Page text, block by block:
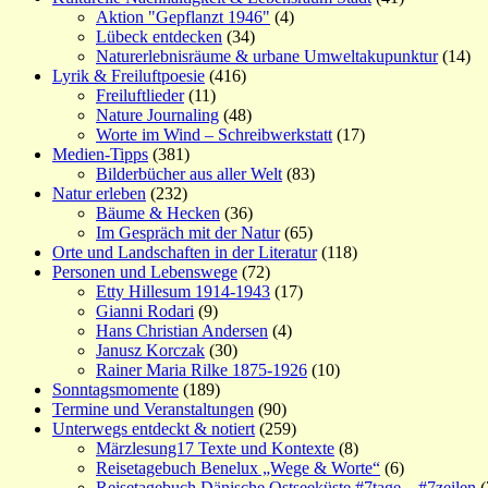
Aktion "Gepflanzt 1946" (4)
Lübeck entdecken (34)
Naturerlebnisräume & urbane Umweltakupunktur(14)
Lyrik & Freiluftpoesie (416)
Freiluftlieder(11)
Nature Journaling (48)
Worte im Wind – Schreibwerkstatt (17)
Medien-Tipps (381)
Bilderbücher aus aller Welt (83)
Natur erleben (232)
Bäume & Hecken (36)
Im Gespräch mit der Natur(65)
Orte und Landschaften in der Literatur(118)
Personen und Lebenswege (72)
Etty Hillesum 1914-1943 (17)
Gianni Rodari (9)
Hans Christian Andersen (4)
Janusz Korczak (30)
Rainer Maria Rilke 1875-1926 (10)
Sonntagsmomente (189)
Termine und Veranstaltungen (90)
Unterwegs entdeckt & notiert (259)
Märzlesung17 Texte und Kontexte (8)
Reisetagebuch Benelux „Wege & Worte“ (6)